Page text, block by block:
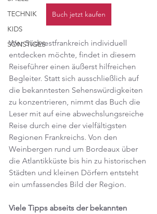
TECHNIK
KIDS
SONSTIGES
Buch jetzt kaufen
Wer Südwestfrankreich individuell
entdecken möchte, findet in diesem
Reiseführer einen äußerst hilfreichen
Begleiter. Statt sich ausschließlich auf
die bekanntesten Sehenswürdigkeiten
zu konzentrieren, nimmt das Buch die
Leser mit auf eine abwechslungsreiche
Reise durch eine der vielfältigsten
Regionen Frankreichs. Von den
Weinbergen rund um Bordeaux über
die Atlantikküste bis hin zu historischen
Städten und kleinen Dörfern entsteht
ein umfassendes Bild der Region.
Viele Tipps abseits der bekannten